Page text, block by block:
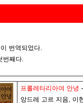
번역되었다.
번째다.
프롤레타리아여 안녕
앙드레 고르 지음, 이